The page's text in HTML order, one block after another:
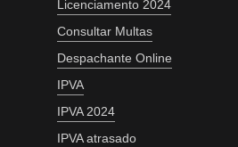
Licenciamento 2024
Consultar Multas
Despachante Online
IPVA
IPVA 2024
IPVA atrasado